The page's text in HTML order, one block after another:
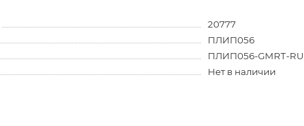
20777
ПЛИП056
ПЛИП056-GMRT-RU
Нет в наличии